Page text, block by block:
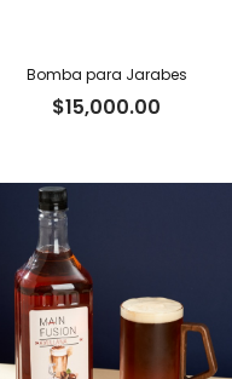
Bomba para Jarabes
$15,000.00